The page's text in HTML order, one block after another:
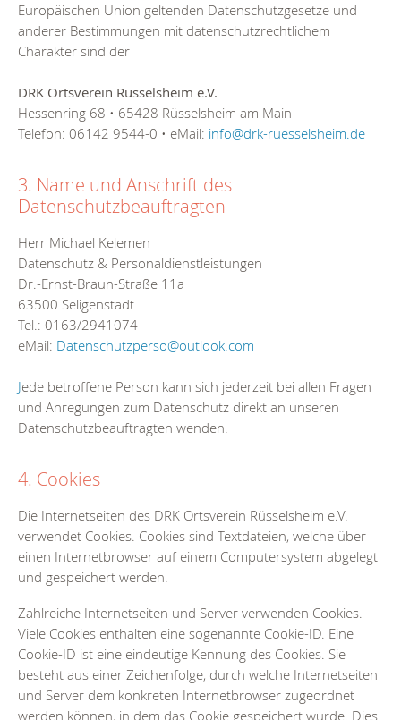
Europäischen Union geltenden Datenschutzgesetze und
anderer Bestimmungen mit datenschutzrechtlichem
Charakter sind der
DRK Ortsverein Rüsselsheim e.V.
Hessenring 68 • 65428 Rüsselsheim am Main
Telefon: 06142 9544-0 • eMail: info@drk-ruesselsheim.de
3. Name und Anschrift des
Datenschutzbeauftragten
Herr Michael Kelemen
Datenschutz & Personaldienstleistungen
Dr.-Ernst-Braun-Straße 11a
63500 Seligenstadt
Tel.: 0163/2941074
eMail: Datenschutzperso@outlook.com
Jede betroffene Person kann sich jederzeit bei allen Fragen
und Anregungen zum Datenschutz direkt an unseren
Datenschutzbeauftragten wenden.
4. Cookies
Die Internetseiten des DRK Ortsverein Rüsselsheim e.V.
verwendet Cookies. Cookies sind Textdateien, welche über
einen Internetbrowser auf einem Computersystem abgelegt
und gespeichert werden.
Zahlreiche Internetseiten und Server verwenden Cookies.
Viele Cookies enthalten eine sogenannte Cookie-ID. Eine
Cookie-ID ist eine eindeutige Kennung des Cookies. Sie
besteht aus einer Zeichenfolge, durch welche Internetseiten
und Server dem konkreten Internetbrowser zugeordnet
werden können, in dem das Cookie gespeichert wurde. Dies